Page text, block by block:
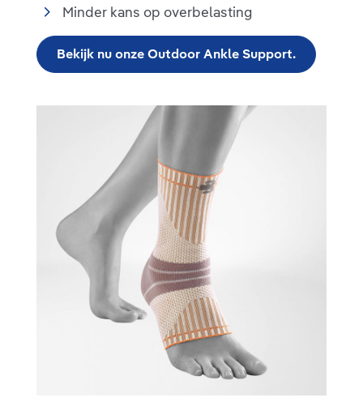
Minder kans op overbelasting
Bekijk nu onze Outdoor Ankle Support.